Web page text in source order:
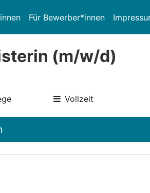
Für Bewerber*innen
(m/w/d)
Vollzeit